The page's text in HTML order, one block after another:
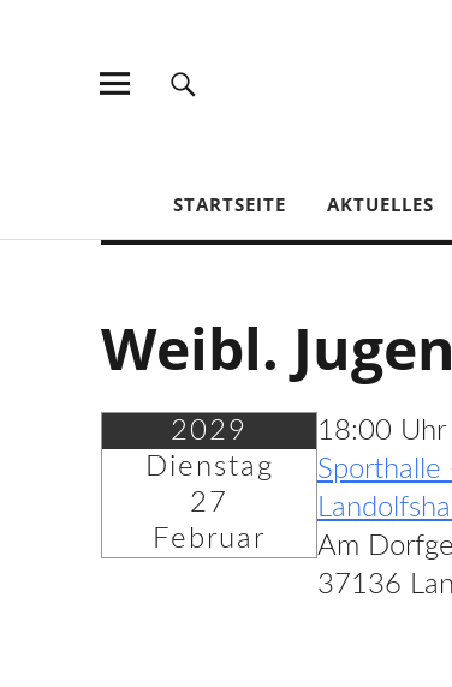
STARTSEITE AKTUELLES
Weibl.
2029
Dienstag
27
Februar
18:00 Uhr
Sporthalle
Am
37136